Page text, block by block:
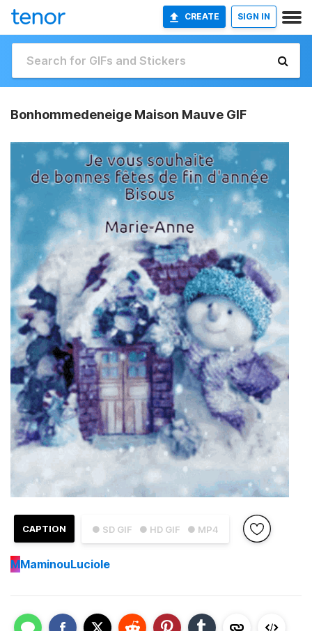
CREATE SIGN IN
Bonhommedeneige Maison Mauve GIF
● SD GIF ● HD GIF ● MP4
CAPTION
MMaminouLuciole